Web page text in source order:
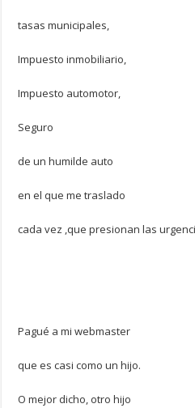
tasas municipales,
Impuesto inmobiliario,
Impuesto automotor,
Seguro
de un humilde auto
en el que me traslado
cada vez ,que presionan las
Pagué a mi webmaster
que es casi como un hijo.
O mejor dicho, otro hijo